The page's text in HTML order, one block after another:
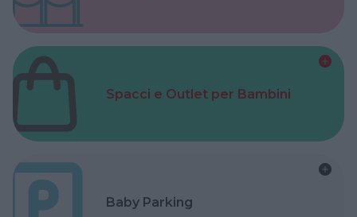
Spacci e Outlet per Bambini
Baby Parking